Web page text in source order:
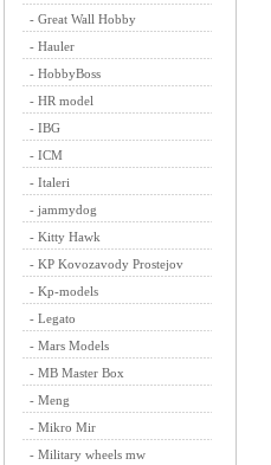
- Great Wall Hobby
- Hauler
- HobbyBoss
- HR model
- IBG
- ICM
- Italeri
- jammydog
- Kitty Hawk
- KP Kovozavody Prostejov
- Kp-models
- Legato
- Mars Models
- MB Master Box
- Meng
- Mikro Mir
- Military wheels mw